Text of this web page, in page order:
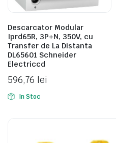
Descarcator Modular
Iprd65R, 3P+N, 350V, cu
Transfer de La Distanta
DL65601 Schneider
Electriccd
596,76 lei
In Stoc